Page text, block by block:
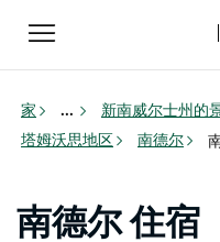
Toggle
navigation
家 ... 新南威尔士州的
塔姆沃思地区
南德尔
南德尔 住宿